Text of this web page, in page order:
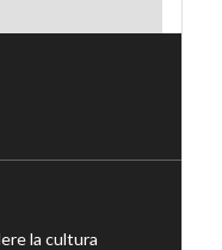
la cultura